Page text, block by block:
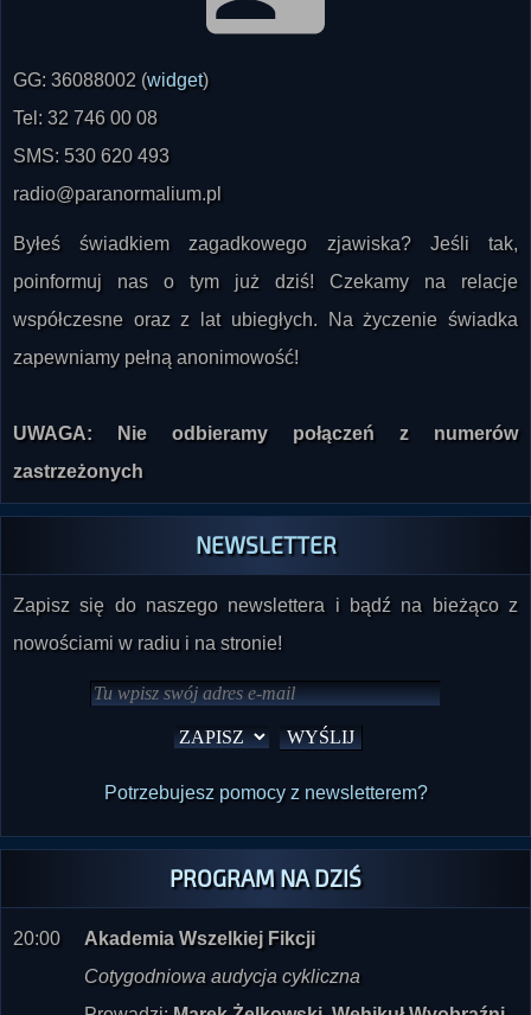
GG: 36088002 (widget)
Tel: 32 746 00 08
SMS: 530 620 493
radio@paranormalium.pl
Byłeś świadkiem zagadkowego zjawiska? Jeśli tak,
poinformuj nas o tym już dziś! Czekamy na relacje
współczesne oraz z lat ubiegłych. Na życzenie świadka
zapewniamy pełną anonimowość!
UWAGA: Nie odbieramy połączeń z numerów
zastrzeżonych
NEWSLETTER
Zapisz się do naszego newslettera i bądź na bieżąco z
nowościami w radiu i na stronie!
Potrzebujesz pomocy z newsletterem?
PROGRAM NA DZIŚ
20:00
Akademia Wszelkiej Fikcji
Cotygodniowa audycja cykliczna